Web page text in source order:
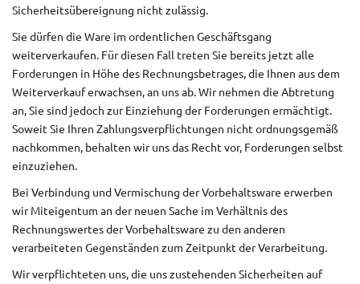
Sicherheitsübereignung nicht zulässig.
Sie dürfen die Ware im ordentlichen Geschäftsgang
weiterverkaufen. Für diesen Fall treten Sie bereits jetzt alle
Forderungen in Höhe des Rechnungsbetrages, die Ihnen aus dem
Weiterverkauf erwachsen, an uns ab. Wir nehmen die Abtretung
an, Sie sind jedoch zur Einziehung der Forderungen ermächtigt.
Soweit Sie Ihren Zahlungsverpflichtungen nicht ordnungsgemäß
nachkommen, behalten wir uns das Recht vor, Forderungen selbst
einzuziehen.
Bei Verbindung und Vermischung der Vorbehaltsware erwerben
wir Miteigentum an der neuen Sache im Verhältnis des
Rechnungswertes der Vorbehaltsware zu den anderen
verarbeiteten Gegenständen zum Zeitpunkt der Verarbeitung.
Wir verpflichteten uns, die uns zustehenden Sicherheiten auf